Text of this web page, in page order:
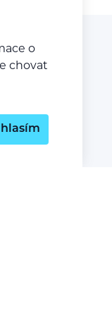
o
chovat